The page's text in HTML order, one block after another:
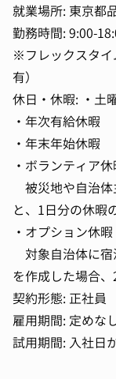
就業場所: 東京都
勤務時間: 9:00-
※フレックスタイ
有）
休日・休暇: ・土
・年次有給休暇
・年末年始休暇
・ボランティア休
被災地や自治体
と、1日分の休暇
・オプション休暇
対象自治体に宿
を作成した場合
契約形態: 正社員
雇用期間: 定めな
試用期間: 入社日